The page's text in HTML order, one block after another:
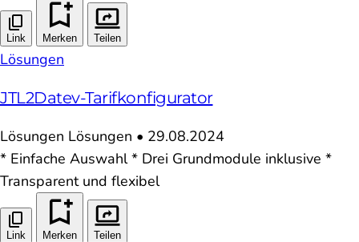
Link Merken Teilen
Lösungen
JTL2Datev-Tarifkonfigurator
Lösungen Lösungen • 29.08.2024
* Einfache Auswahl * Drei Grundmodule inklusive *
Transparent und flexibel
Link Merken Teilen